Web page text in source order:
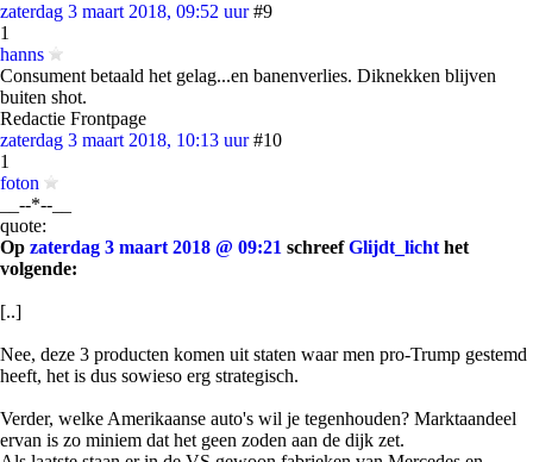
zaterdag 3 maart 2018, 09:52 uur #9
1
hanns
Consument betaald het gelag...en banenverlies. Diknekken blijven
buiten shot.
Redactie Frontpage
zaterdag 3 maart 2018, 10:13 uur #10
1
foton
__--*--__
quote:
Op zaterdag 3 maart 2018 @ 09:21 schreefGlijdt_licht het
volgende:
[..]
Nee, deze 3 producten komen uit staten waar men pro-Trump gestemd
heeft, het is dus sowieso erg strategisch.
Verder, welke Amerikaanse auto's wil je tegenhouden? Marktaandeel
ervan is zo miniem dat het geen zoden aan de dijk zet.